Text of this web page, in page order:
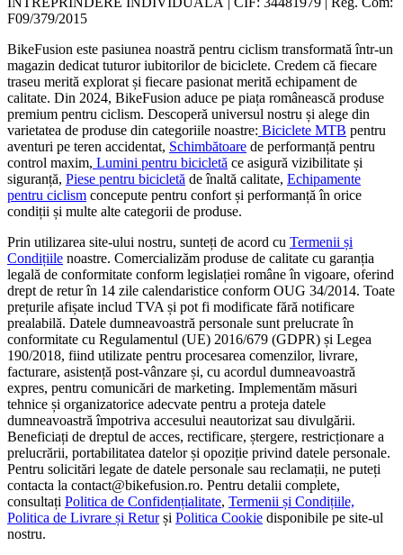
F09/379/2015
BikeFusion este pasiunea noastră pentru ciclism transformată într-un
magazin dedicat tuturor iubitorilor de biciclete. Credem că fiecare
traseu merită explorat și fiecare pasionat merită echipament de
calitate. Din 2024, BikeFusion aduce pe piața românească produse
premium pentru ciclism. Descoperă universul nostru și alege din
varietatea de produse din categoriile noastre: Biciclete MTB pentru
aventuri pe teren accidentat, Schimbătoare de performanță pentru
control maxim, Lumini pentru bicicletă ce asigură vizibilitate și
siguranță, Piese pentru bicicletă de înaltă calitate, Echipamente
pentru ciclism concepute pentru confort și performanță în orice
condiții și multe alte categorii de produse.
Prin utilizarea site-ului nostru, sunteți de acord cu Termenii și
Condițiile noastre. Comercializăm produse de calitate cu garanția
legală de conformitate conform legislației române în vigoare, oferind
drept de retur în 14 zile calendaristice conform OUG 34/2014. Toate
prețurile afișate includ TVA și pot fi modificate fără notificare
prealabilă. Datele dumneavoastră personale sunt prelucrate în
conformitate cu Regulamentul (UE) 2016/679 (GDPR) și Legea
190/2018, fiind utilizate pentru procesarea comenzilor, livrare,
facturare, asistență post-vânzare și, cu acordul dumneavoastră
expres, pentru comunicări de marketing. Implementăm măsuri
tehnice și organizatorice adecvate pentru a proteja datele
dumneavoastră împotriva accesului neautorizat sau divulgării.
Beneficiați de dreptul de acces, rectificare, ștergere, restricționare a
prelucrării, portabilitatea datelor și opoziție privind datele personale.
Pentru solicitări legate de datele personale sau reclamații, ne puteți
contacta la contact@bikefusion.ro. Pentru detalii complete,
consultați Politica de Confidențialitate, Termenii și Condițiile,
Politica de Livrare și Returși Politica Cookie disponibile pe site-ul
nostru.